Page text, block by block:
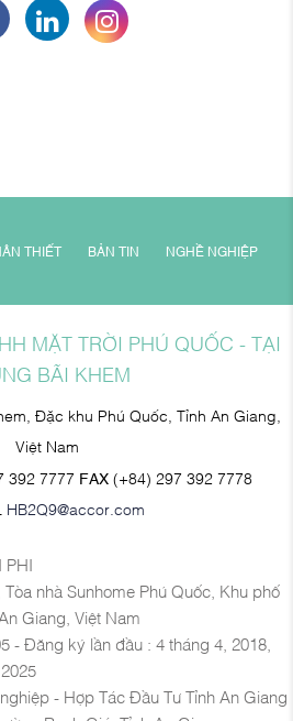
THIẾT BẢN TIN NGHỀ NGHIỆP
MẶT TRỜI PHÚ QUỐC - TẠI
BÃI KHEM
Đặc khu Phú Quốc, Tỉnh An Giang,
Việt Nam
392 7777 FAX (+84) 297 392 7778
HB2Q9@accor.com
PHI
nhà Sunhome Phú Quốc, Khu phố
Giang, Việt Nam
- Đăng ký lần đầu : 4 tháng 4, 2018,
- Hợp Tác Đầu Tư Tỉnh An Giang